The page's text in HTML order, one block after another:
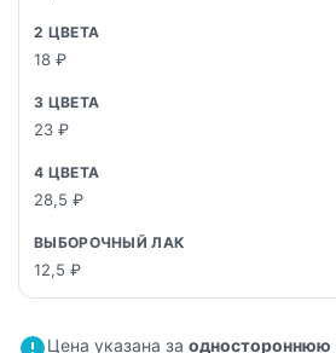
18 ₽
23 ₽
28,5 ₽
12,5 ₽
Цена указана за одностороннюю